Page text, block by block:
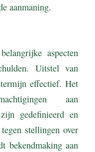
aanmaning.
aspecten
Uitstel van
effectief. Het
aan
gedefinieerd en
stellingen over
bekendmaking aan